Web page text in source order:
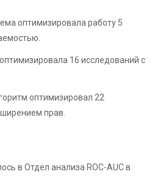
оптимизировала работу 5
16 исследований с
оптимизировал 22
прав.
в Отдел анализа ROC-AUC в